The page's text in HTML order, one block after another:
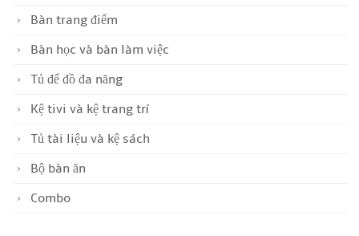
Bàn trang điểm
Bàn học và bàn làm việc
Tủ để đồ đa năng
Kệ tivi và kệ trang trí
Tủ tài liệu và kệ sách
Bộ bàn ăn
Combo